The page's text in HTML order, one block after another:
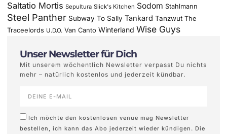
Saltatio Mortis Sepultura Slick's Kitchen Sodom Stahlmann
Steel Panther Subway To Sally Tankard Tanzwut The
Traceelords U.D.O. Van Canto Winterland Wise Guys
Unser Newsletter für Dich
Mit unserem wöchentlich Newsletter verpasst Du nichts
mehr – natürlich kostenlos und jederzeit kündbar.
Ich möchte den kostenlosen venue mag Newsletter
bestellen, ich kann das Abo jederzeit wieder kündigen. Die